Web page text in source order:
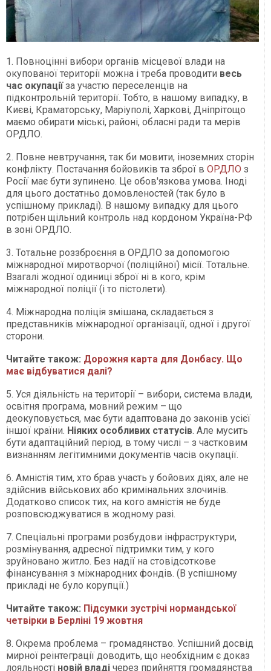
1. Повноцінні вибори органів місцевої влади на
окупованої території можна і треба проводити весь
час окупаціїза участю переселенців на
підконтрольній території. Тобто, в нашому випадку, в
Києві, Краматорську, Маріуполі, Харкові, Дніпрітощо
маємо обирати міські, районі, обласні ради та мерів
ОРДЛО.
2. Повне невтручання, так би мовити, іноземних сторін
конфлікту. Постачання бойовиків та зброї в ОРДЛО з
Росії має бути зупинено. Це обов'язкова умова. Іноді
для цього достатньо домовленостей (так було в
успішному прикладі). В нашому випадку для цього
потрібен щільний контроль над кордоном Україна-РФ
в зоні ОРДЛО.
3. Тотальне роззброєння в ОРДЛО за допомогою
міжнародної миротворчої (поліційної) місії. Тотальне.
Взагалі жодної одиниці зброї ні в кого, крім
міжнародної поліції (і то пістолети).
4. Міжнародна поліція змішана, складається з
представників міжнародної організації, одної і другої
сторони.
Читайте також: Дорожня карта для Донбасу. Що
має відбуватися далі?
5. Уся діяльність на території – вибори, система влади,
освітня програма, мовний режим – що
деокуповується, має бути адаптована до законів усієї
іншої країни. Ніяких особливих статусів. Але мусить
бути адаптаційний період, в тому числі – з частковим
визнанням легітимними документів часів окупації.
6. Амністія тим, хто брав участь у бойових діях, але не
здійснив військових або кримінальних злочинів.
Додатково список тих, на кого амністія не буде
розповсюджуватися в жодному разі.
7. Спеціальні програми розбудови інфраструктури,
розмінування, адресної підтримки тим, у кого
зруйновано житло. Без надії на стовідсоткове
фінансування з міжнародних фондів. (В успішному
прикладі не було корупції.)
Читайте також: Підсумки зустрічі нормандської
четвірки в Берліні 19 жовтня
8. Окрема проблема – громадянство. Успішний досвід
мирної реінтеграції доводить, що необхідним є доказ
лояльності новій владі через прийняття громадянства